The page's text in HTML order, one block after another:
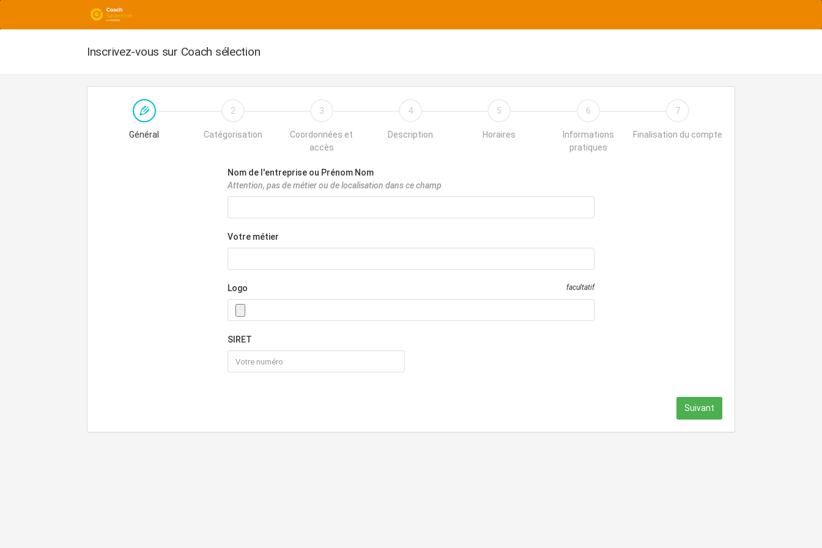
Inscrivez-vous sur Coach sélection
Général
2
Catégorisation
3
Coordonnées et
accès
4
Description
5
Horaires
6
Informations
pratiques
7
Finalisation du compte
Nom de l'entreprise ou Prénom Nom
Attention, pas de métier ou de localisation dans ce champ
Votre métier
Logo facultatif
SIRET
Suivant